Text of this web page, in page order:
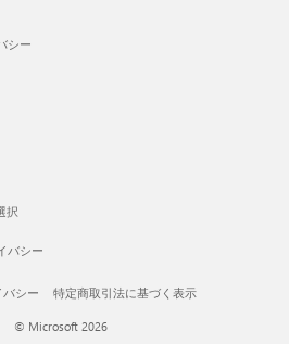
シー
択
バシー
バシー 特定商取引法に基づく表示
© Microsoft 2026